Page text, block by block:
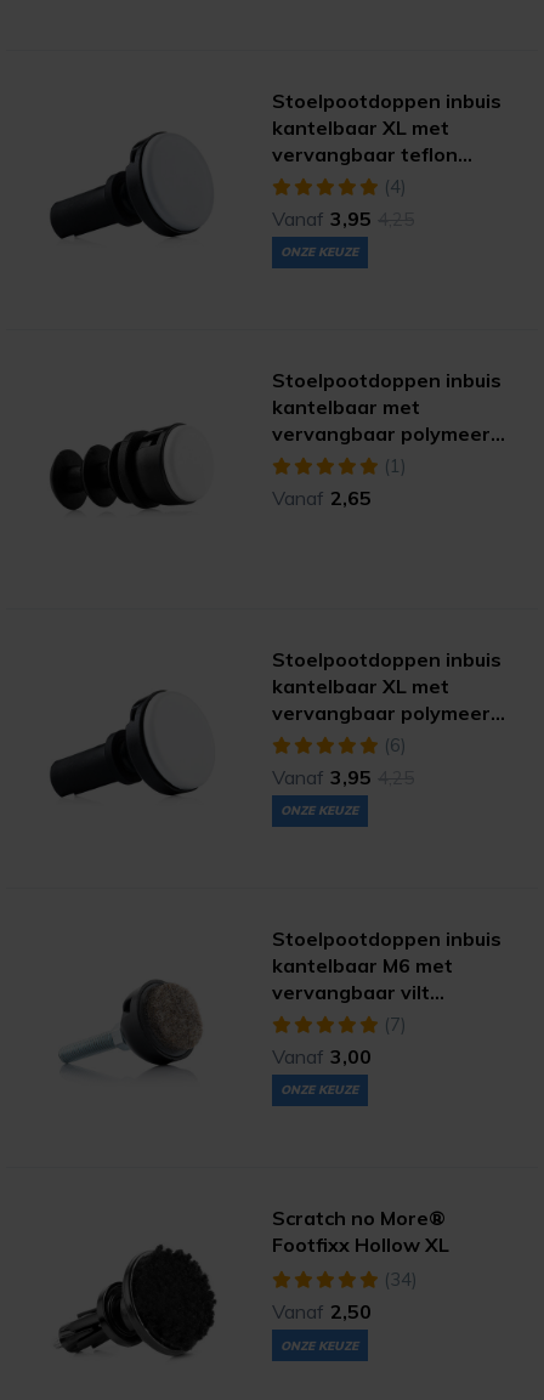
Stoelpootdoppen inbuis
kantelbaar XL met
vervangbaar teflon
(hyper)
(4)
Vanaf 3,95
ONZE KEUZE
Stoelpootdoppen inbuis
kantelbaar met
vervangbaar polymeer
(extreme)
(1)
Vanaf 2,65
Stoelpootdoppen inbuis
kantelbaar XL met
vervangbaar polymeer
(extreme)
(6)
Vanaf 3,95
ONZE KEUZE
Stoelpootdoppen inbuis
kantelbaar M6 met
vervangbaar vilt
(ultrasoft) (7)
Vanaf 3,00
ONZE KEUZE
Scratch no More®
Footfixx Hollow XL
(34)
Vanaf 2,50
ONZE KEUZE